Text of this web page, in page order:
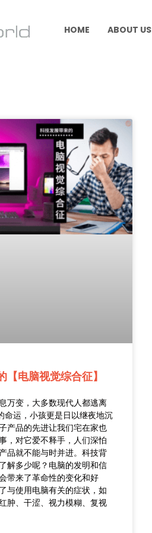
HOME ABOUT US
【电脑视觉综合征】
万变，大多数现代人都逃离
命运，小孩更是日以继夜地沉
产品的先进让我们宅在家也
，对它爱不释手，人们深怕
品就不能与时并进。科技背
解多少呢？电脑的发明和信
带来了革命性的变化和好
与使用电脑有关的症状，如
肿、干涩、视力模糊、复视